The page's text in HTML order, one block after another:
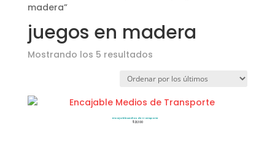
madera”
juegos en madera
Mostrando los 5 resultadosOrdenado
los
últimos
Encajable Medios de Transporte
$21.300